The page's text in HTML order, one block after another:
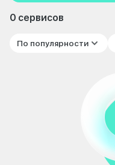
0 сервисов
По популярности